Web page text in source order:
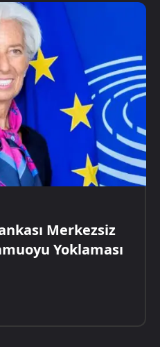
Merkezsiz
Yoklaması